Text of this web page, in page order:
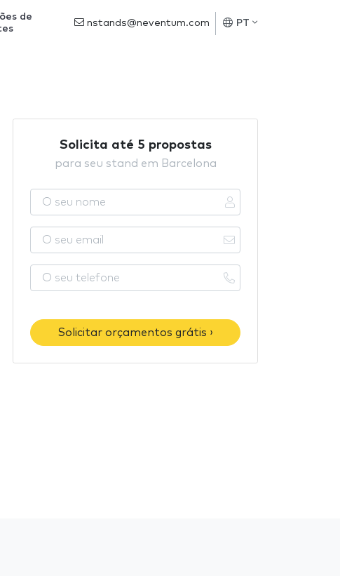
de
nstands@neventum.com PT
Solicita até 5 propostas
para seu stand em Barcelona
Solicitar orçamentos grátis ›